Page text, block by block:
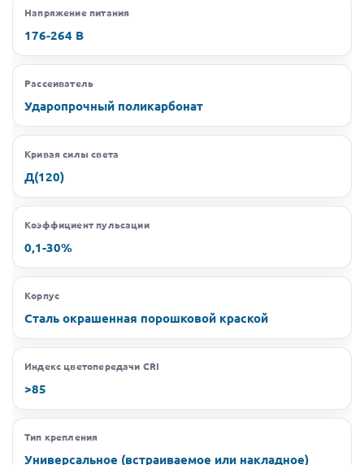
Напряжение питания
176-264 В
Рассеиватель
Ударопрочный поликарбонат
Кривая силы света
Д(120)
Коэффициент пульсации
0,1-30%
Корпус
Сталь окрашенная порошковой краской
Индекс цветопередачи CRI
>85
Тип крепления
Универсальное (встраиваемое или накладное)